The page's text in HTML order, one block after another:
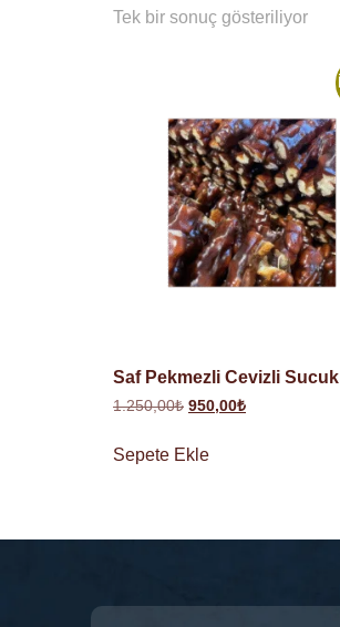
Tek bir sonuç gösteriliyor
Saf Pekmezli Cevizli Sucuk
1.250,00₺ 950,00₺
Sepete Ekle